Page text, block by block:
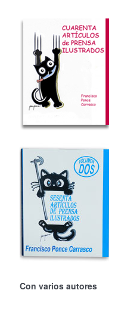
Con varios autores